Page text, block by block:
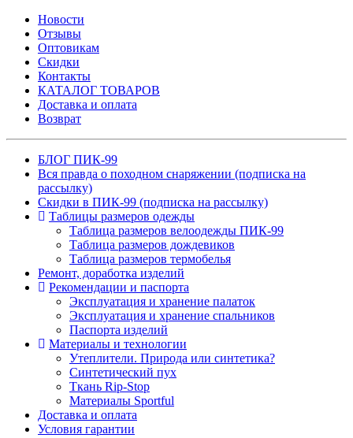
Новости
Отзывы
Оптовикам
Скидки
Контакты
КАТАЛОГ ТОВАРОВ
Доставка и оплата
Возврат
БЛОГ ПИК-99
Вся правда о походном снаряжении (подписка на
рассылку)
Скидки в ПИК-99 (подписка на рассылку)
Таблицы размеров одежды
Таблица размеров велоодежды ПИК-99
Таблица размеров дождевиков
Таблица размеров термобелья
Ремонт, доработка изделий
Рекомендации и паспорта
Эксплуатация и хранение палаток
Эксплуатация и хранение спальников
Паспорта изделий
Материалы и технологии
Утеплители. Природа или синтетика?
Синтетический пух
Ткань Rip-Stop
Материалы Sportful
Доставка и оплата
Условия гарантии